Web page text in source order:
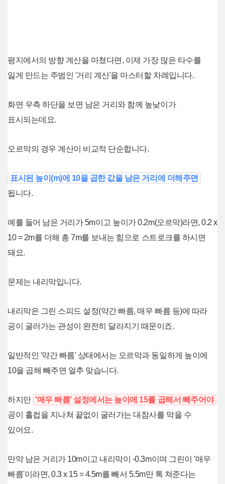
평지에서의 방향 계산을 마쳤다면, 이제 가장 많은 타수를
잃게 만드는 주범인 '거리 계산'을 마스터할 차례입니다.
화면 우측 하단을 보면 남은 거리와 함께 높낮이가
표시되는데요.
오르막의 경우 계산이 비교적 단순합니다.
표시된 높이(m)에 10을 곱한 값을 남은 거리에 더해주면
됩니다.
예를 들어 남은 거리가 5m이고 높이가 0.2m(오르막)라면, 0.2 x
10 = 2m를 더해 총 7m를 보내는 힘으로 스트로크를 하시면
돼요.
문제는 내리막입니다.
내리막은 그린 스피드 설정(약간 빠름, 매우 빠름 등)에 따라
공이 굴러가는 관성이 완전히 달라지기 때문이죠.
일반적인 '약간 빠름' 상태에서는 오르막과 동일하게 높이에
10을 곱해 빼주면 얼추 맞습니다.
하지만 '매우 빠름' 설정에서는 높이에 15를 곱해서 빼주어야
공이 홀컵을 지나쳐 끝없이 굴러가는 대참사를 막을 수
있어요.
만약 남은 거리가 10m이고 내리막이 -0.3m이며 그린이 '매우
빠름'이라면, 0.3 x 15 = 4.5m를 빼서 5.5m만 톡 쳐준다는